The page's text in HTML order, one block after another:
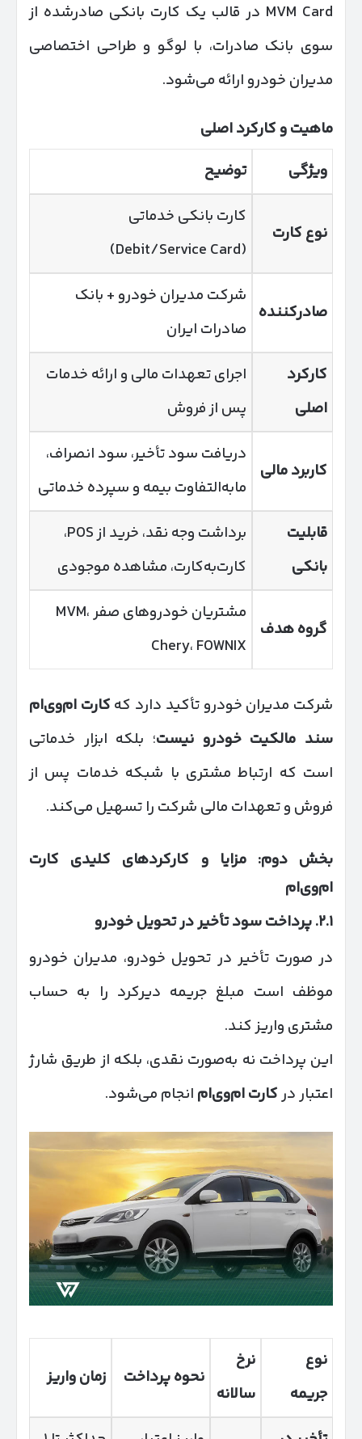
MVM Card در قالب یک کارت بانکی صادرشده از
سوی بانک صادرات، با لوگو و طراحی اختصاصی
مدیران خودرو ارائه می‌شود.
ماهیت و کارکرد اصلی
ویژگی
توضیح
نوع کارت
کارت بانکی خدماتی
(Debit/Service Card)
صادرکننده
شرکت مدیران خودرو + بانک
صادرات ایران
کارکرد
اصلی
اجرای تعهدات مالی و ارائه خدمات
پس از فروش
کاربرد مالی
دریافت سود تأخیر، سود انصراف،
مابه‌التفاوت بیمه و سپرده خدماتی
قابلیت
بانکی
برداشت وجه نقد، خرید از POS،
کارت‌به‌کارت، مشاهده موجودی
گروه هدف
مشتریان خودروهای صفر MVM،
Chery، FOWNIX
شرکت مدیران خودرو تأکید دارد که کارت ام‌وی‌ام
سند مالکیت خودرو نیست؛ بلکه ابزار خدماتی
است که ارتباط مشتری با شبکه خدمات پس از
فروش و تعهدات مالی شرکت را تسهیل می‌کند.
بخش دوم: مزایا و کارکردهای کلیدی کارت
ام‌وی‌ام
۲.۱.پرداخت سود تأخیر در تحویل خودرو
در صورت تأخیر در تحویل خودرو، مدیران خودرو
موظف است مبلغ جریمه دیرکرد را به حساب
مشتری واریز کند.
این پرداخت نه به‌صورت نقدی، بلکه از طریق شارژ
اعتبار درکارت ام‌وی‌ام انجام می‌شود.
نوع
جریمه
نرخ
سالانه
نحوه پرداخت زمان واریز